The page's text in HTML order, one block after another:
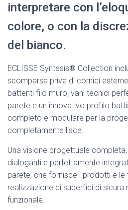
interpretare con
colore, o con la
del bianco.
ECLISSE Syntesis® Collection
scomparsa prive di cornici
battenti filo muro, vani tecnici
parete e un innovativo profilo
completo e modulare per la
completamente lisce.
Una visione progettuale
dialoganti e perfettamente
parete, che fornisce i prodotti e le
realizzazione di superfici di sicura
funzionale.